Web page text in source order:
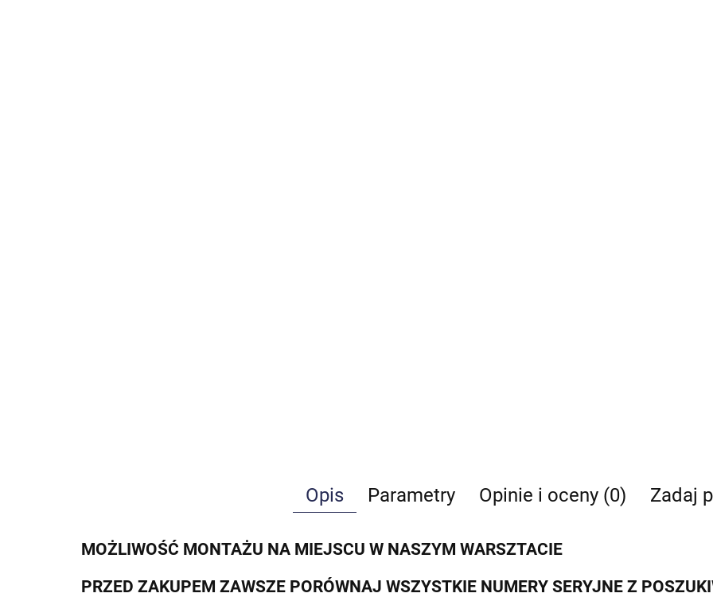
Opis Parametry Opinie i oceny (0) Zadaj
MOŻLIWOŚĆ MONTAŻU NA MIEJSCU W NASZYM WARSZTACIE
PRZED ZAKUPEM ZAWSZE PORÓWNAJ WSZYSTKIE NUMERY SERYJNE Z